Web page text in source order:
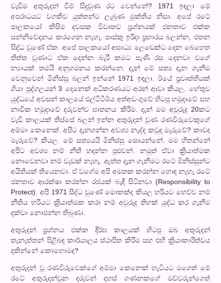
වැඩිම අතුරුදන් වීම් සිදුවුණ රට වෙන්නේ? 1971 ඉඳලා මේ
අපරාධයට වගකිව යුත්තන්ට ලැබුණ මුක්තිය නිසා. අපේ රටේ
පාලකයෝ කිසිම දවසක විවෘතව ප්‍රශ්නයක් ජනතාව එක්ක
සන්නිවේදනය කරගෙන නැහැ. පාස්කු ඉරිදා ප්‍රහාරය බලන්න, එතන
සිද්ධ වුණේ ඒක. අපේ පාලකයෝ අසාධ්‍ය ලෙඩෙක්ට දෙන බෙහෙත
තිත්ත වුණාට ඒක දෙන්න බැරි කමට පැණි රස දෙනවා වගේ
න්‍යායක් තමයි අනුගමනය කරන්නෙ. දැන් මේ සත්‍ය දැන ගැනීම
වෙනුවෙන් මිනිස්සු බලන් ඉන්නේ 1971 ඉඳලා. ඊයේ ප්‍රවෘත්තියක්
ගියා පුද්ගලයන් 3 දෙනෙක් අධිකරණයට අරන් ආවා කියල. හේතුව
යුද්ධයේ අවසන් කාලයේ එල්ටීටීඊය අත්අඩංගුවේ හිටපු හමුදාවේ සහ
නාවික හමුදාවේ දරුවන්ව ඝාතනය කිරීම. දැන් මම අවුරුදු 20කට
වැඩි කාලයක් තිස්සේ බලන් ඉන්න අතුරුදන් වුණ රණවිරුවෙකුගේ
අම්මා කෙනෙක්. අපිට දැනගන්න අවශ්‍ය නැද්ද කවුද මැරුවේ? කාවද
මැරුවේ? කියල. මේ සත්‍යයයි මිනිස්සු සොයන්නේ. මම හිතන්නේ
අපිට අවශ්‍ය නම් නීති හදන්න පුළුවන්. නමුත් ඒවා ක්‍රියාත්මක
නොවෙනවා නම් වැඩක් නැහැ. ඇත්ත දැන ගැනීමට රටේ මිනිස්සුන්ට
අයිතියක් තියෙනවා. ඒ වගේම අපි අමතක කරන්න හොඳ නැහැ රටේ
ජනතාව ආරක්ෂා කරන්න රජයක් බැඳී සිටිනවා (Responsibility to
Protect). අපි 1971 සිද්ධ වුණේ මොකක්ද කියල හරියට හෙව්ව නම්
නීතිය හරියට ක්‍රියාත්මක කරා නම් අවුරුදු තිහක් යුද්ධ කර ගැනීම
දක්වා නොඑන්න තිබුණා.
අතුරුදන් ප්‍රශ්නය එක්ක දීර්ඝ කාලයක් හිටපු ඔබ අතුරුදන්
තැනැත්තන් පිළිබඳ කාර්යාලය ස්ථාපිත කිරීම සහ එහි ක්‍රියාකාරීත්වය
දකින්නේ කොහොමද?
අතුරුදන් වූ රණවිරුවෙක්ගේ අම්මා කෙනෙක් හැටියට මගෙත් මේ
රටේ අතුරුදන්වූන දරුවන් දහස් ගණනකගේ මව්වරුන්ගෙත්